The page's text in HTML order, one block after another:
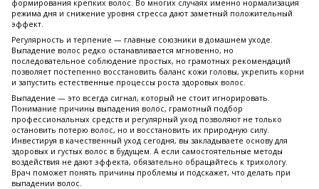
формирования крепких волос. Во многих случаях именно нормализация
режима дня и снижение уровня стресса дают заметный положительный
эффект.
Регулярность и терпение — главные союзники в домашнем уходе.
Выпадение волос редко останавливается мгновенно, но
последовательное соблюдение простых, но грамотных рекомендаций
позволяет постепенно восстановить баланс кожи головы, укрепить корни
и запустить естественные процессы роста здоровых волос.
Выпадение — это всегда сигнал, который не стоит игнорировать.
Понимание причины выпадения волос, грамотный подбор
профессиональных средств и регулярный уход позволяют не только
остановить потерю волос, но и восстановить их природную силу.
Инвестируя в качественный уход сегодня, вы закладываете основу для
здоровых и густых волос в будущем. А если самостоятельные методы
воздействия не дают эффекта, обязательно обращайтесь к трихологу.
Врач поможет понять причины проблемы и подскажет, что делать при
выпадении волос.